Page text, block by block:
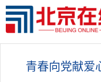
青春向党献爱